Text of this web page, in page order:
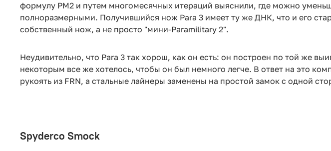
формулу PM2 и путем многомесячных итераций выяснили, где можно
полноразмерными. Получившийся нож Para 3 имеет ту же ДНК, что и его
собственный нож, а не просто "мини-Paramilitary 2".
Неудивительно, что Para 3 так хорош, как он есть: он построен по той же
некоторым все же хотелось, чтобы он был немного легче. В ответ на это
рукоять из FRN, а стальные лайнеры заменены на простой замок с одной
Spyderco Smock